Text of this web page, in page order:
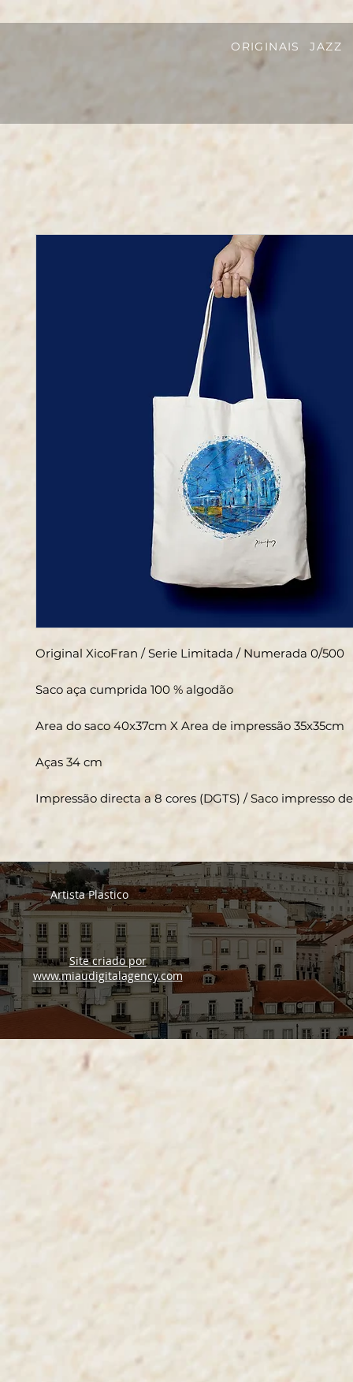
ORIGINAIS JAZZ
Original XicoFran / Serie Limitada / Numerada 0/500
Saco aça cumprida 100 % algodão
Area do saco 40x37cm X Area de impressão 35x35cm
Aças 34 cm
Impressão directa a 8 cores (DGTS) / Saco impresso
Artista Plastico
Site criado por
www.miaudigitalagency.com